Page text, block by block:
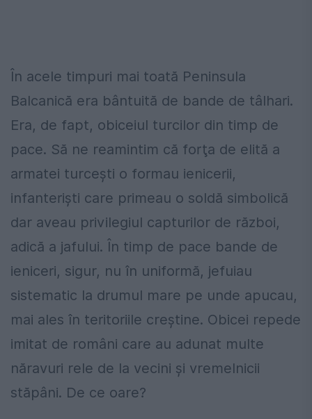
În acele timpuri mai toată Peninsula
Balcanică era bântuită de bande de tâlhari.
Era, de fapt, obiceiul turcilor din timp de
pace. Să ne reamintim că forţa de elită a
armatei turceşti o formau ienicerii,
infanterişti care primeau o soldă simbolică
dar aveau privilegiul capturilor de război,
adică a jafului. În timp de pace bande de
ieniceri, sigur, nu în uniformă, jefuiau
sistematic la drumul mare pe unde apucau,
mai ales în teritoriile creştine. Obicei repede
imitat de români care au adunat multe
năravuri rele de la vecini şi vremelnicii
stăpâni. De ce oare?